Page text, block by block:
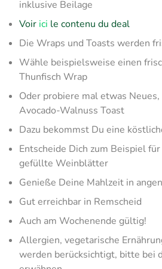
inklusive Beilage
Voir ici le contenu du deal
Die Wraps und Toasts werden
Wähle beispielsweise einen
Thunfisch Wrap
Oder probiere mal etwas
Avocado-Walnuss Toast
Dazu bekommst Du eine
Entscheide Dich zum Beispiel
gefüllte Weinblätter
Genieße Deine Mahlzeit in
Gut erreichbar in Remscheid
Auch am Wochenende gültig!
Allergien, vegetarische
werden berücksichtigt, bitte bei